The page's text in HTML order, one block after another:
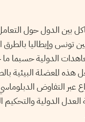
بين الدول حول
تونس وإيطاليا بالطرق
مخالفة للمعاهدات الدولية
المعضلة البيئية
عبر التفاوض
الدولية والتحكيم